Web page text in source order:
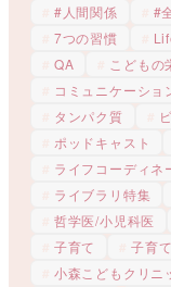
#人間関係
#
7つの習慣
QA
こどもの
コミュニケーショ
タンパク質
ポッドキャスト
ライフコーディネ
ライブラリ特集
哲学医/小児科医
子育て
子育
小森こどもクリニ